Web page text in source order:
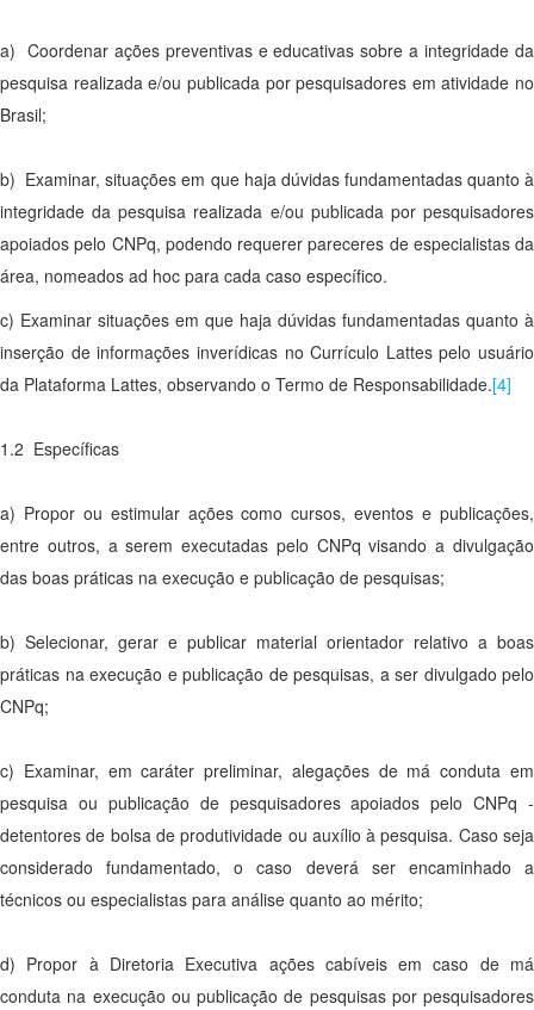
a) Coordenar ações preventivas e educativas sobre a integridade da
pesquisa realizada e/ou publicada por pesquisadores em atividade no
Brasil;
b) Examinar, situações em que haja dúvidas fundamentadas quanto à
integridade da pesquisa realizada e/ou publicada por pesquisadores
apoiados pelo CNPq, podendo requerer pareceres de especialistas da
área, nomeados ad hoc para cada caso específico.
c) Examinar situações em que haja dúvidas fundamentadas quanto à
inserção de informações inverídicas no Currículo Lattes pelo usuário
da Plataforma Lattes, observando o Termo de Responsabilidade.[4]
1.2 Específicas
a) Propor ou estimular ações como cursos, eventos e publicações,
entre outros, a serem executadas pelo CNPq visando a divulgação
das boas práticas na execução e publicação de pesquisas;
b) Selecionar, gerar e publicar material orientador relativo a boas
práticas na execução e publicação de pesquisas, a ser divulgado pelo
CNPq;
c) Examinar, em caráter preliminar, alegações de má conduta em
pesquisa ou publicação de pesquisadores apoiados pelo CNPq -
detentores de bolsa de produtividade ou auxílio à pesquisa. Caso seja
considerado fundamentado, o caso deverá ser encaminhado a
técnicos ou especialistas para análise quanto ao mérito;
d) Propor à Diretoria Executiva ações cabíveis em caso de má
conduta na execução ou publicação de pesquisas por pesquisadores